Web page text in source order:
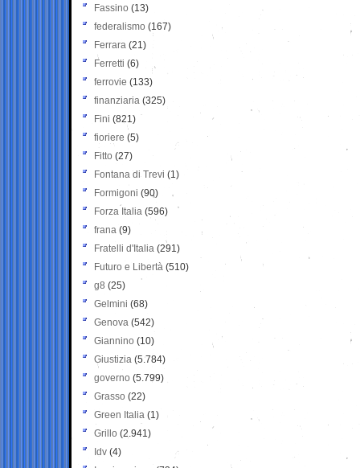
Fassino (13)
federalismo (167)
Ferrara (21)
Ferretti (6)
ferrovie (133)
finanziaria (325)
Fini (821)
fioriere (5)
Fitto (27)
Fontana di Trevi (1)
Formigoni (90)
Forza Italia (596)
frana (9)
Fratelli d'Italia (291)
Futuro e Libertà (510)
g8 (25)
Gelmini (68)
Genova (542)
Giannino (10)
Giustizia (5.784)
governo (5.799)
Grasso (22)
Green Italia (1)
Grillo (2.941)
Idv (4)